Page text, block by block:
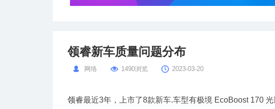
领睿新车质量问题分布
网络 1490浏览 2023-03-20
领睿最近3年，上市了8款新车.车型有极境 EcoBoost 170